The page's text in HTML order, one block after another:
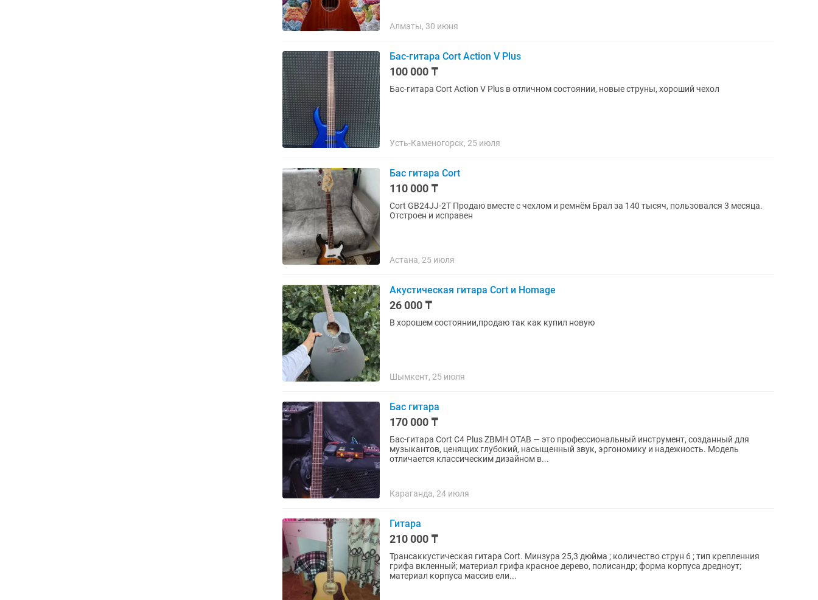
Алматы, 30 июня
Бас-гитара Cort Action V Plus
100 000 ₸
Бас-гитара Cort Action V Plus в отличном состоянии, новые струны, хороший чехол
Усть-Каменогорск, 25 июля
Бас гитара Cort
110 000 ₸
Cort GB24JJ-2T Продаю вместе с чехлом и ремнём Брал за 140 тысяч, пользовался 3 месяца.
Отстроен и исправен
Астана, 25 июля
Акустическая гитара Cort и Homage
26 000 ₸
В хорошем состоянии,продаю так как купил новую
Шымкент, 25 июля
Бас гитара
170 000 ₸
Бас-гитара Cort C4 Plus ZBMH OTAB — это профессиональный инструмент, созданный для
музыкантов, ценящих глубокий, насыщенный звук, эргономику и надежность. Модель
отличается классическим дизайном в...
Караганда, 24 июля
Гитара
210 000 ₸
Трансаккустическая гитара Cort. Минзура 25,3 дюйма ; количество струн 6 ; тип крепленния
грифа вкленный; материал грифа красное дерево, полисандр; форма корпуса дредноут;
материал корпуса массив ели...